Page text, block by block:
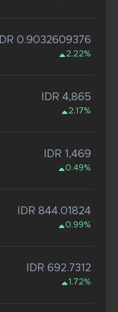
IDR 0.9032609376
2.22%
IDR 4,865
2.17%
IDR 1,469
0.49%
IDR 844.01824
0.99%
IDR 692.7312
1.72%